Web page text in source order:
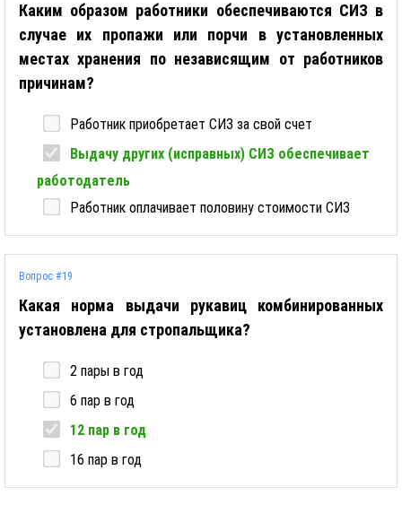
Каким образом работники обеспечиваются СИЗ в
случае их пропажи или порчи в установленных
местах хранения по независящим от работников
причинам?
Работник приобретает СИЗ за свой счет
Выдачу других (исправных) СИЗ обеспечивает
работодатель
Работник оплачивает половину стоимости СИЗ
Вопрос #19
Какая норма выдачи рукавиц комбинированных
установлена для стропальщика?
2 пары в год
6 пар в год
12 пар в год
16 пар в год